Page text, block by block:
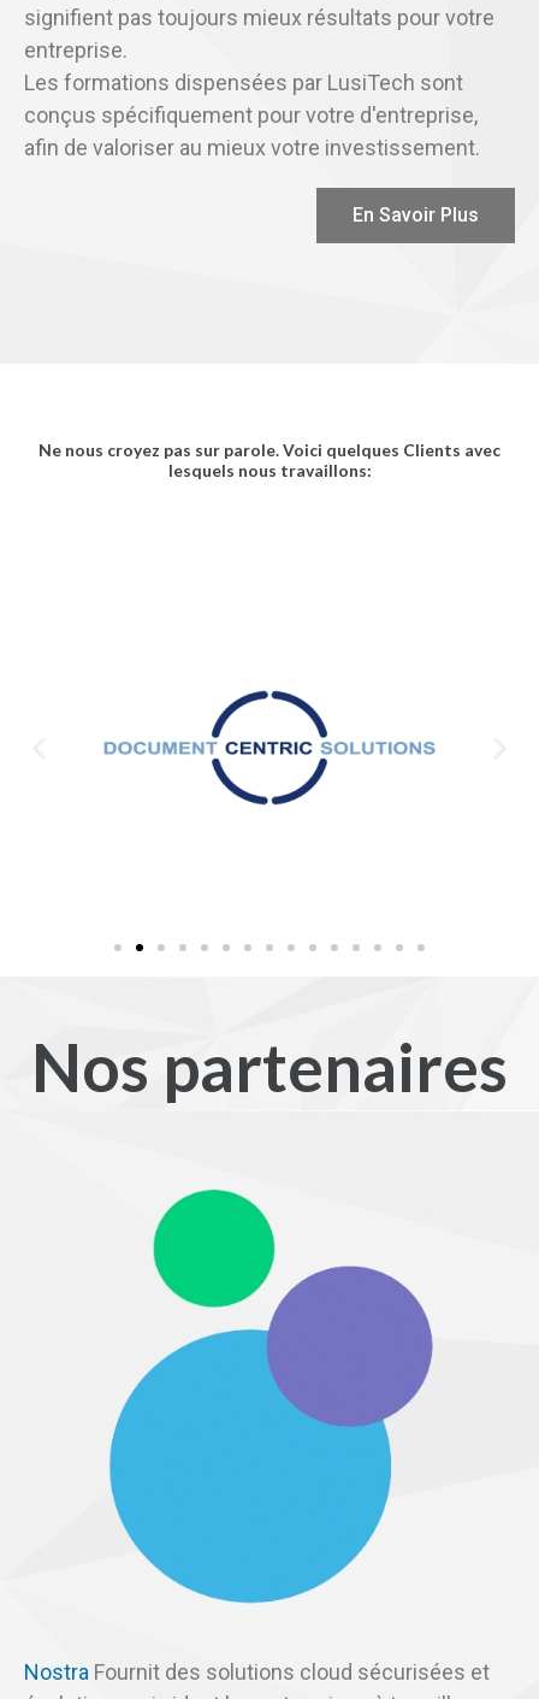
signifient pas toujours mieux résultats pour votre
entreprise.
Les formations dispensées par LusiTech sont
conçus spécifiquement pour votre d'entreprise,
afin de valoriser au mieux votre investissement.
En Savoir Plus
Ne nous croyez pas sur parole. Voici quelques Clients avec
lesquels nous travaillons:
Nos partenaires
Nostra Fournit des solutions cloud sécurisées et